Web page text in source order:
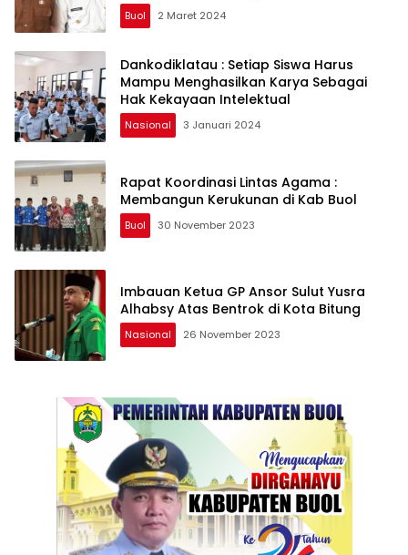
Buol 2 Maret 2024
Dankodiklatau : Setiap Siswa Harus
Mampu Menghasilkan Karya Sebagai
Hak Kekayaan Intelektual
Nasional 3 Januari 2024
Rapat Koordinasi Lintas Agama :
Membangun Kerukunan di Kab Buol
Buol 30 November 2023
Imbauan Ketua GP Ansor Sulut Yusra
Alhabsy Atas Bentrok di Kota Bitung
Nasional 26 November 2023